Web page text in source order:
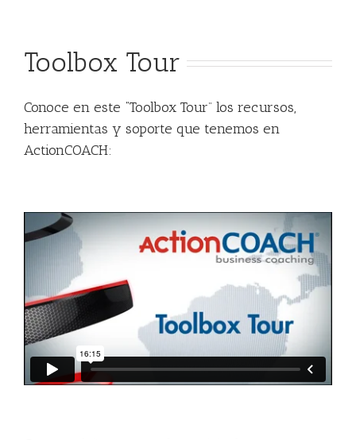
Toolbox Tour
Conoce en este “Toolbox Tour” los recursos,
herramientas y soporte que tenemos en
ActionCOACH: